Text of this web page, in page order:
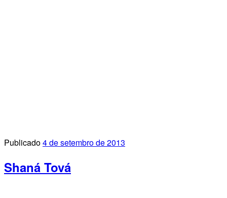
Publicado4 de setembro de 2013
Shaná Tová